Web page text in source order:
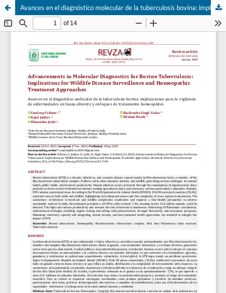
Avances en el diagnóstico molecular de la tuberculosis bovina: implicaciones para la vigilancia de enfermedades en fauna silvestre y enfoques de tratamiento homeopático